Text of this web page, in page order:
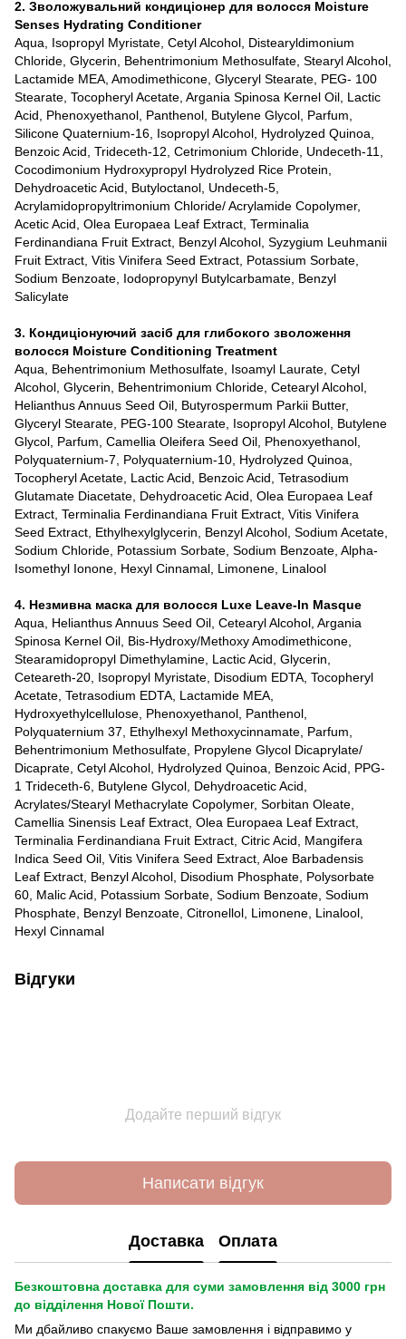
2. Зволожувальний кондиціонер для волосся Moisture
Senses Hydrating Conditioner
Aqua, Isopropyl Myristate, Cetyl Alcohol, Distearyldimonium
Chloride, Glycerin, Behentrimonium Methosulfate, Stearyl Alcohol,
Lactamide MEA, Amodimethicone, Glyceryl Stearate, PEG- 100
Stearate, Tocopheryl Acetate, Argania Spinosa Kernel Oil, Lactic
Acid, Phenoxyethanol, Panthenol, Butylene Glycol, Parfum,
Silicone Quaternium-16, Isopropyl Alcohol, Hydrolyzed Quinoa,
Benzoic Acid, Trideceth-12, Cetrimonium Chloride, Undeceth-11,
Cocodimonium Hydroxypropyl Hydrolyzed Rice Protein,
Dehydroacetic Acid, Butyloctanol, Undeceth-5,
Acrylamidopropyltrimonium Chloride/ Acrylamide Copolymer,
Acetic Acid, Olea Europaea Leaf Extract, Terminalia
Ferdinandiana Fruit Extract, Benzyl Alcohol, Syzygium Leuhmanii
Fruit Extract, Vitis Vinifera Seed Extract, Potassium Sorbate,
Sodium Benzoate, Iodopropynyl Butylcarbamate, Benzyl
Salicylate
3. Кондиціонуючий засіб для глибокого зволоження
волосся Moisture Conditioning Treatment
Aqua, Behentrimonium Methosulfate, Isoamyl Laurate, Cetyl
Alcohol, Glycerin, Behentrimonium Chloride, Cetearyl Alcohol,
Helianthus Annuus Seed Oil, Butyrospermum Parkii Butter,
Glyceryl Stearate, PEG-100 Stearate, Isopropyl Alcohol, Butylene
Glycol, Parfum, Camellia Oleifera Seed Oil, Phenoxyethanol,
Polyquaternium-7, Polyquaternium-10, Hydrolyzed Quinoa,
Tocopheryl Acetate, Lactic Acid, Benzoic Acid, Tetrasodium
Glutamate Diacetate, Dehydroacetic Acid, Olea Europaea Leaf
Extract, Terminalia Ferdinandiana Fruit Extract, Vitis Vinifera
Seed Extract, Ethylhexylglycerin, Benzyl Alcohol, Sodium Acetate,
Sodium Chloride, Potassium Sorbate, Sodium Benzoate, Alpha-
Isomethyl Ionone, Hexyl Cinnamal, Limonene, Linalool
4. Незмивна маска для волосся Luxe Leave-In Masque
Aqua, Helianthus Annuus Seed Oil, Cetearyl Alcohol, Argania
Spinosa Kernel Oil, Bis-Hydroxy/Methoxy Amodimethicone,
Stearamidopropyl Dimethylamine, Lactic Acid, Glycerin,
Ceteareth-20, Isopropyl Myristate, Disodium EDTA, Tocopheryl
Acetate, Tetrasodium EDTA, Lactamide MEA,
Hydroxyethylcellulose, Phenoxyethanol, Panthenol,
Polyquaternium 37, Ethylhexyl Methoxycinnamate, Parfum,
Behentrimonium Methosulfate, Propylene Glycol Dicaprylate/
Dicaprate, Cetyl Alcohol, Hydrolyzed Quinoa, Benzoic Acid, PPG-
1 Trideceth-6, Butylene Glycol, Dehydroacetic Acid,
Acrylates/Stearyl Methacrylate Copolymer, Sorbitan Oleate,
Camellia Sinensis Leaf Extract, Olea Europaea Leaf Extract,
Terminalia Ferdinandiana Fruit Extract, Citric Acid, Mangifera
Indica Seed Oil, Vitis Vinifera Seed Extract, Aloe Barbadensis
Leaf Extract, Benzyl Alcohol, Disodium Phosphate, Polysorbate
60, Malic Acid, Potassium Sorbate, Sodium Benzoate, Sodium
Phosphate, Benzyl Benzoate, Citronellol, Limonene, Linalool,
Hexyl Cinnamal
Відгуки
Додайте перший відгук
Написати відгук
Доставка Оплата
Безкоштовна доставка для суми замовлення від 3000 грн
до відділення Нової Пошти.
Ми дбайливо спакуємо Ваше замовлення і відправимо у